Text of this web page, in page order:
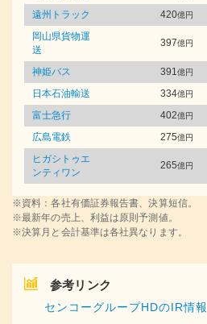
遠州トラック
420億円
岡山県貨物運
送
397億円
神姫バス 391億円
日本石油輸送
334億円
富士急行
402億円
広島電鉄
275億円
ヒガシトゥエ
ンティワン
265億円
※資料：各社有価証券報告書、決算短信。
※最新年の売上、利益は原則予測値。
※決算月と会計基準は各社異なります。
参考リンク
センコーグループHDのIR情報